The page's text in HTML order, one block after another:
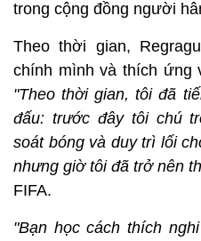
trong cộng đồng người
Theo thời gian,
chính mình và thích ứng
"Theo thời gian, tôi đã
đấu: trước đây tôi chú
soát bóng và duy trì lối
nhưng giờ tôi đã trở nên
FIFA.
"Bạn học cách thích